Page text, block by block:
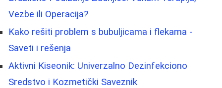
Vezbe ili Operacija?
Kako rešiti problem s bubuljicama i flekama -
Saveti i rešenja
Aktivni Kiseonik: Univerzalno Dezinfekciono
Sredstvo i Kozmetički Saveznik